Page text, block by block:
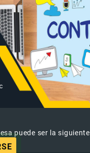
puede ser la siguiente